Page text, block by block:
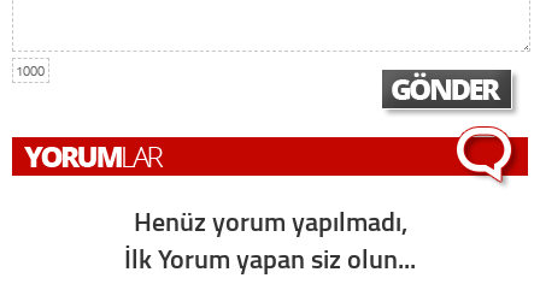
1000
Henüz yorum yapılmadı,
İlk Yorum yapan siz olun...